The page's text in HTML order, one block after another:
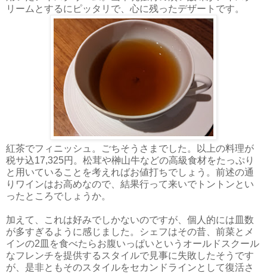
リームとするにピッタリで、心に残ったデザートです。
紅茶でフィニッシュ。ごちそうさまでした。以上の料理が
税サ込17,325円。松茸や榊山牛などの高級食材をたっぷり
と用いていることを考えればお値打ちでしょう。前述の通
りワインはお高めなので、結果行って来いでトントンとい
ったところでしょうか。
加えて、これは好みでしかないのですが、個人的には皿数
が多すぎるように感じました。シェフはその昔、前菜とメ
インの2皿を食べたらお腹いっぱいというオールドスクール
なフレンチを提供するスタイルで見事に失敗したそうです
が、是非ともそのスタイルをセカンドラインとして復活さ